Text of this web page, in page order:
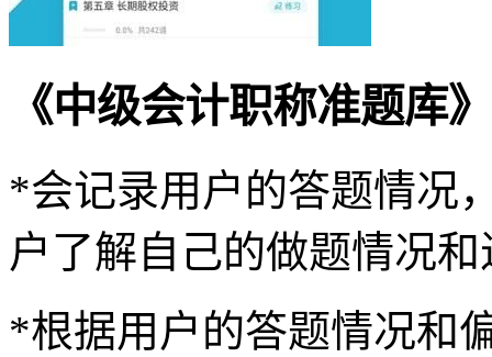
《中级会计职称准题库
*会记录用户的答题情况
户了解自己的做题情况
*根据用户的答题情况和